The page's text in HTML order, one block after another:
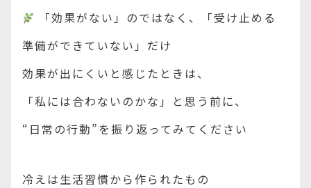
「効果がない」のではなく、「受け止める
準備ができていない」だけ
効果が出にくいと感じたときは、
「私には合わないのかな」と思う前に、
“日常の行動”を振り返ってみてください
冷えは生活習慣から作られたもの